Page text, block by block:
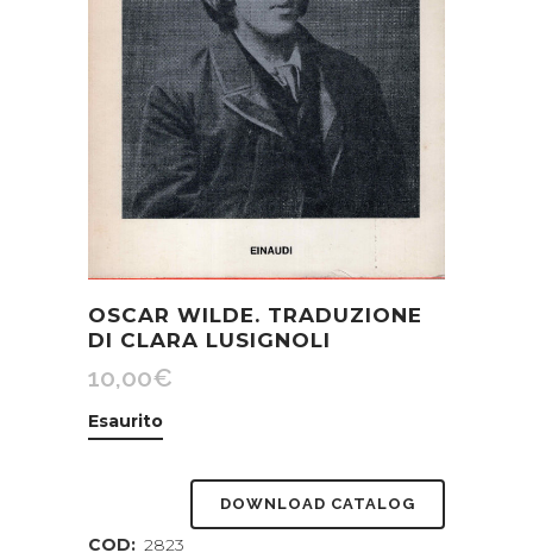
OSCAR WILDE. TRADUZIONE
DI CLARA LUSIGNOLI
10,00€
Esaurito
DOWNLOAD CATALOG
COD: 2823